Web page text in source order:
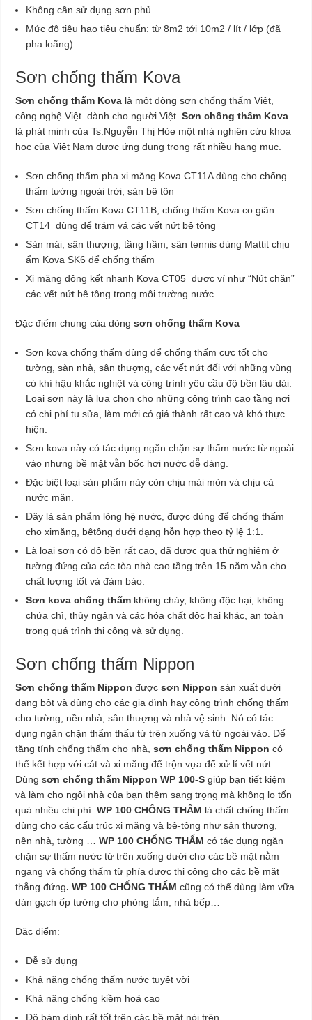
Không cần sử dụng sơn phủ.
Mức độ tiêu hao tiêu chuẩn: từ 8m2 tới 10m2 / lít / lớp (đã
pha loãng).
Sơn chống thấm Kova
Sơn chống thấm Kova là một dòng sơn chống thấm Việt,
công nghệ Việt dành cho người Việt.Sơn chống thấm Kova
là phát minh của Ts.Nguyễn Thị Hòe một nhà nghiên cứu khoa
học của Việt Nam được ứng dụng trong rất nhiều hạng mục.
Sơn chống thấm pha xi măng Kova CT11A dùng cho chống
thấm tường ngoài trời, sàn bê tôn
Sơn chống thấm Kova CT11B, chống thấm Kova co giãn
CT14 dùng để trám vá các vết nứt bê tông
Sàn mái, sân thượng, tầng hầm, sân tennis dùng Mattit chịu
ẩm Kova SK6 để chống thấm
Xi măng đông kết nhanh Kova CT05 được ví như “Nút chặn”
các vết nứt bê tông trong môi trường nước.
Đặc điểm chung của dòng sơn chống thấm Kova
Sơn kova chống thấm dùng để chống thấm cực tốt cho
tường, sàn nhà, sân thượng, các vết nứt đối với những vùng
có khí hậu khắc nghiệt và công trình yêu cầu độ bền lâu dài.
Loại sơn này là lựa chọn cho những công trình cao tầng nơi
có chi phí tu sửa, làm mới có giá thành rất cao và khó thực
hiện.
Sơn kova này có tác dụng ngăn chặn sự thấm nước từ ngoài
vào nhưng bề mặt vẫn bốc hơi nước dễ dàng.
Đặc biệt loại sản phẩm này còn chịu mài mòn và chịu cả
nước mặn.
Đây là sản phẩm lỏng hệ nước, được dùng để chống thấm
cho ximăng, bêtông dưới dạng hỗn hợp theo tỷ lệ 1:1.
Là loại sơn có độ bền rất cao, đã được qua thử nghiệm ở
tường đứng của các tòa nhà cao tầng trên 15 năm vẫn cho
chất lượng tốt và đảm bảo.
Sơn kova chống thấm không cháy, không độc hại, không
chứa chì, thủy ngân và các hóa chất độc hại khác, an toàn
trong quá trình thi công và sử dụng.
Sơn chống thấm Nippon
Sơn chống thấm Nippon đượcsơn Nippon sản xuất dưới
dạng bột và dùng cho các gia đình hay công trình chống thấm
cho tường, nền nhà, sân thượng và nhà vệ sinh. Nó có tác
dụng ngăn chặn thẩm thấu từ trên xuống và từ ngoài vào. Để
tăng tính chống thấm cho nhà,sơn chống thấm Nipponcó
thể kết hợp với cát và xi măng để trộn vựa để xử lí vết nứt.
Dùng sơn chống thấm Nippon WP 100-S giúp bạn tiết kiệm
và làm cho ngôi nhà của bạn thêm sang trọng mà không lo tốn
quá nhiều chi phí.WP 100 CHỐNG THẤM là chất chống thấm
dùng cho các cấu trúc xi măng và bê-tông như sân thượng,
nền nhà, tường …WP 100 CHỐNG THẤM có tác dụng ngăn
chặn sự thấm nước từ trên xuống dưới cho các bề mặt nằm
ngang và chống thấm từ phía được thi công cho các bề mặt
thẳng đứng. WP 100 CHỐNG THẤM cũng có thể dùng làm vữa
dán gạch ốp tường cho phòng tắm, nhà bếp…
Đặc điểm:
Dễ sử dụng
Khả năng chống thấm nước tuyệt vời
Khả năng chống kiềm hoá cao
Độ bám dính rất tốt trên các bề mặt nói trên